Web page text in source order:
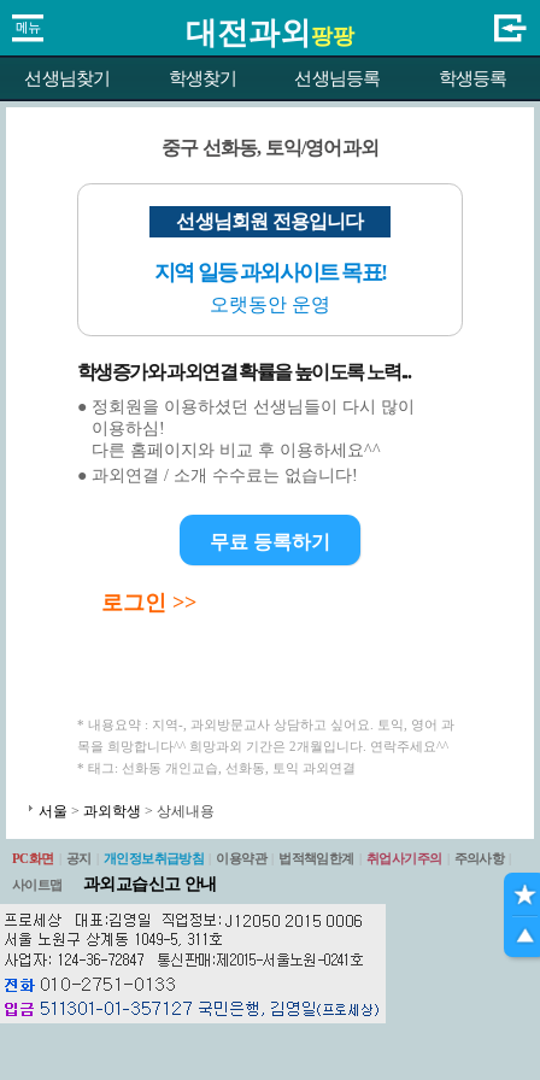
대전과외 팡팡
선생님찾기 학생찾기 선생님등록 학생등록
중구 선화동, 토익/영어과외
선생님회원 전용입니다
지역 일등 과외사이트 목표!
오랫동안 운영
학생증가와 과외연결 확률을 높이도록 노력...
● 정회원을 이용하셨던 선생님들이 다시 많이
이용하심!
다른 홈페이지와 비교 후 이용하세요^^
● 과외연결 / 소개 수수료는 없습니다!
무료 등록하기
로그인 >>
* 내용요약 : 지역-, 과외방문교사 상담하고 싶어요. 토익, 영어 과
목을 희망합니다^^ 희망과외 기간은 2개월입니다. 연락주세요^^
* 태그: 선화동 개인교습, 선화동, 토익 과외연결
서울 > 과외학생 > 상세내용
PC화면 공지 개인정보취급방침 이용약관 법적책임한계 취업사기주의 주의사항
사이트맵
과외교습신고 안내